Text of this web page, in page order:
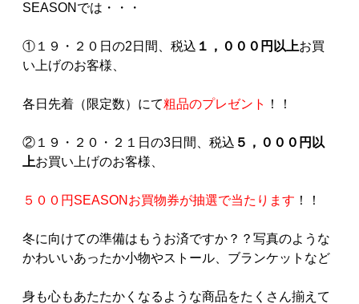
SEASONでは・・・
①１９・２０日の2日間、税込 １，０００円以上お買
い上げのお客様、
各日先着（限定数）にて粗品のプレゼント ！！
②１９・２０・２１日の3日間、税込 ５，０００円以
上お買い上げのお客様、
５００円SEASONお買物券が抽選で当たります ！！
冬に向けての準備はもうお済ですか？？写真のような
かわいいあったか小物やストール、ブランケットなど
身も心もあたたかくなるような商品をたくさん揃えて